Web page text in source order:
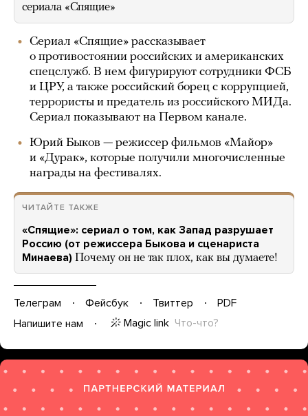
сериала «Спящие»
Сериал «Спящие» рассказывает
о противостоянии российских и американских
спецслужб. В нем фигурируют сотрудники ФСБ
и ЦРУ, а также российский борец с коррупцией,
террористы и предатель из российского МИДа.
Сериал показывают на Первом канале.
Юрий Быков — режиссер фильмов «Майор»
и «Дурак», которые получили многочисленные
награды на фестивалях.
ЧИТАЙТЕ ТАКЖЕ
«Спящие»: сериал о том, как Запад разрушает
Россию (от режиссера Быкова и сценариста
Минаева) Почему он не так плох, как вы думаете!
Телеграм Фейсбук Твиттер
PDF
Напишите нам
Magic link Что-что?